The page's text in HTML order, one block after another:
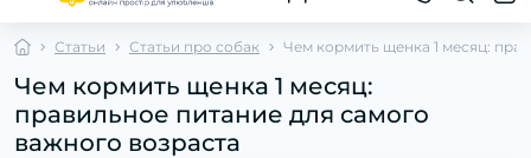
Статьи Статьи про собак Чем кормить щенка 1 месяц:
Чем кормить щенка 1 месяц:
правильное питание для самого
важного возраста